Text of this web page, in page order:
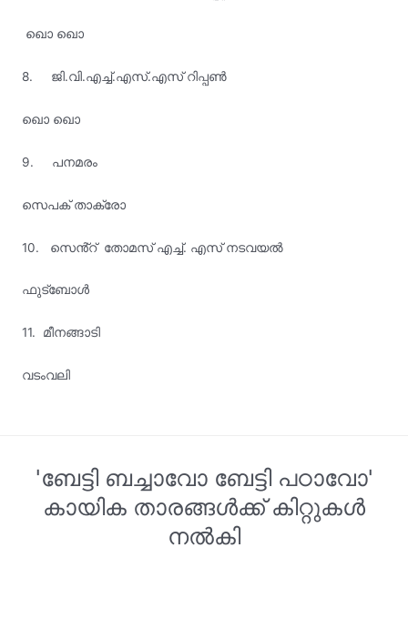
ഖൊ ഖൊ
8. ജി.വി.എച്ച്.എസ്.എസ് റിപ്പൺ
ഖൊ ഖൊ
9. പനമരം
സെപക് താക്രോ
10. സെൻ്റ് തോമസ് എച്ച്. എസ് നടവയൽ
ഫുട്ബോൾ
11. മീനങ്ങാടി
വടംവലി
'ബേട്ടി ബച്ചാവോ ബേട്ടി പഠാവോ'
കായിക താരങ്ങൾക്ക് കിറ്റുകൾ
നൽകി